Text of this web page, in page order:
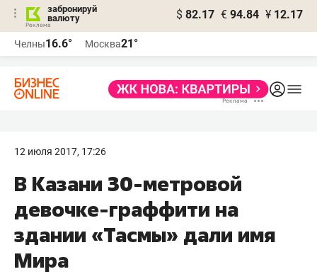
забронируй
валюту
$ 82.17 € 94.84 ¥ 12.17
Челны16.6° Москва21°
12 июля 2017, 17:26
В Казани 30-метровой
девочке-граффити на
здании «Тасмы» дали имя
Мира